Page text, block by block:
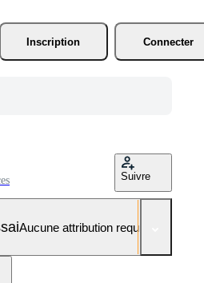
Inscription
Connecter
Suivre
Aucune attribution requise